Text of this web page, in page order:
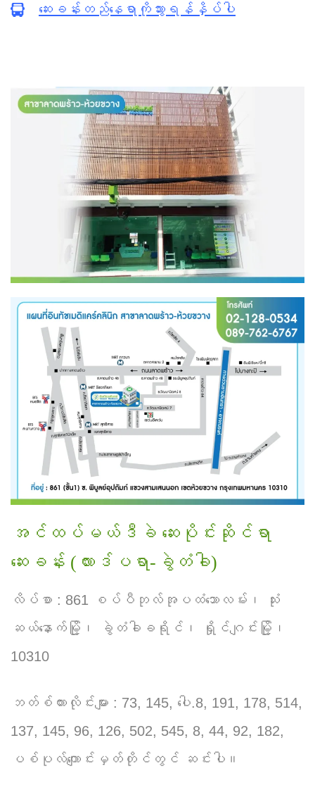
ဆေးခန်းတည်နေရာကိုသွားရန်နှိပ်ပါ
အင်ထပ်မယ်ဒီခဲ ဆေးပိုင်းဆိုင်ရာ
ဆေးခန်း (လားဒ်ပရာ-ခွဲတံခါ)
လိပ်စာ : 861 စပ်ပီဘုလ်အုပထံသောလမ်း၊ သုံး
ဆယ်နောက်မြို့၊ ခွဲတံခါခရိုင်၊ ရှိုင်ဂျင်းမြို့၊
10310
ဘတ်စ်ကားလိုင်းများ : 73, 145, ပေါ.8, 191, 178, 514,
137, 145, 96, 126, 502, 545, 8, 44, 92, 182,
ပစ်ပုလ်ကျောင်းမှတ်တိုင်တွင် ဆင်းပါ။